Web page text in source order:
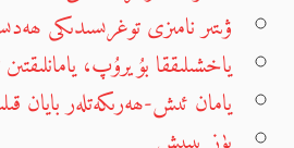
ۋىتىر نامىزى توغرىسىدىكى
ياخشىلىققا بۇيرۇپ،
يامان ئىش-ھەرىكەتلەر بايان